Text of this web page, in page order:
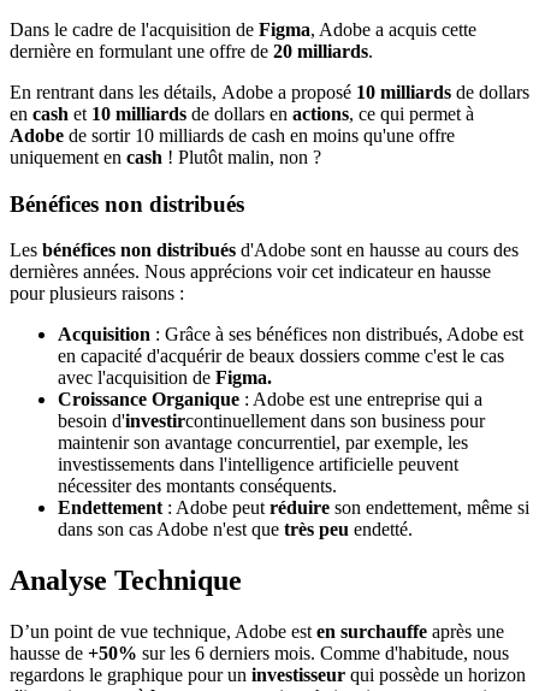
Dans le cadre de l'acquisition de Figma, Adobe a acquis cette
dernière en formulant une offre de 20 milliards.
En rentrant dans les détails, Adobe a proposé 10 milliards de dollars
en cash et 10 milliards de dollars en actions, ce qui permet à
Adobe de sortir 10 milliards de cash en moins qu'une offre
uniquement en cash ! Plutôt malin, non ?
Bénéfices non distribués
Les bénéfices non distribués d'Adobe sont en hausse au cours des
dernières années. Nous apprécions voir cet indicateur en hausse
pour plusieurs raisons :
Acquisition : Grâce à ses bénéfices non distribués, Adobe est
en capacité d'acquérir de beaux dossiers comme c'est le cas
avec l'acquisition de Figma.
Croissance Organique : Adobe est une entreprise qui a
besoin d'investircontinuellement dans son business pour
maintenir son avantage concurrentiel, par exemple, les
investissements dans l'intelligence artificielle peuvent
nécessiter des montants conséquents.
Endettement : Adobe peut réduire son endettement, même si
dans son cas Adobe n'est que très peu endetté.
Analyse Technique
D’un point de vue technique, Adobe est en surchauffe après une
hausse de +50% sur les 6 derniers mois. Comme d'habitude, nous
regardons le graphique pour un investisseur qui possède un horizon